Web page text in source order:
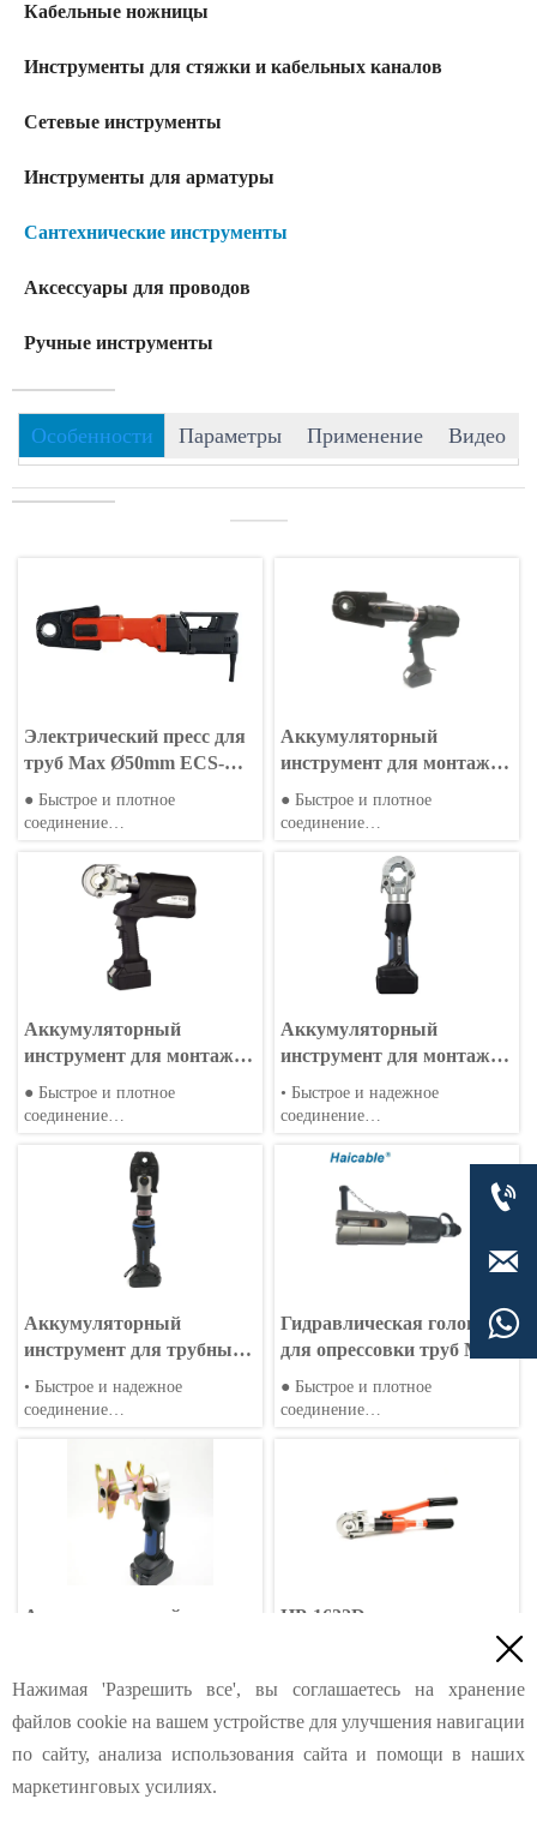
Кабельные ножницы
Инструменты для стяжки и кабельных каналов
Сетевые инструменты
Инструменты для арматуры
Сантехнические инструменты
Аксессуары для проводов
Ручные инструменты
Особенности Параметры Применение Видео
———
Электрический пресс для
труб Max Ø50mm ECS-
108K
● Быстрое и плотное
соединение
типами труб
● Портативный и простой в
использовании
Аккумуляторный
инструмент для монтажа
труб Max ∅108mm EMT-
108K
● Быстрое и плотное
соединение
● Портативный и простой в
использовании
Аккумуляторный
инструмент для монтажа
труб Max Ø32mm EMT-
1632D
● Быстрое и плотное
соединение
● Портативный и простой в
Аккумуляторный
инструмент для монтажа
труб Max Ø32mm BH-
1632D
• Быстрое и надежное
соединение
типами труб
• Портативность и простота
использования
Аккумуляторный
инструмент для трубных
соединений BH-1332K,
макс. Ø32 мм
• Быстрое и надежное
соединение
• Портативность и простота
использования
Гидравлическая головка
для опрессовки труб Max
Ø54mm EP-10
● Быстрое и плотное
соединение
Аккумуляторный пресс
• Быстрое и надежное
• Совместимость с различными
типами труб
использования
HP-1632D
труб
● Совместимость с различными
типами труб

Нажимая 'Разрешить все', вы соглашаетесь на хранение
файлов cookie на вашем устройстве для улучшения навигации
по сайту, анализа использования сайта и помощи в наших
маркетинговых усилиях.



